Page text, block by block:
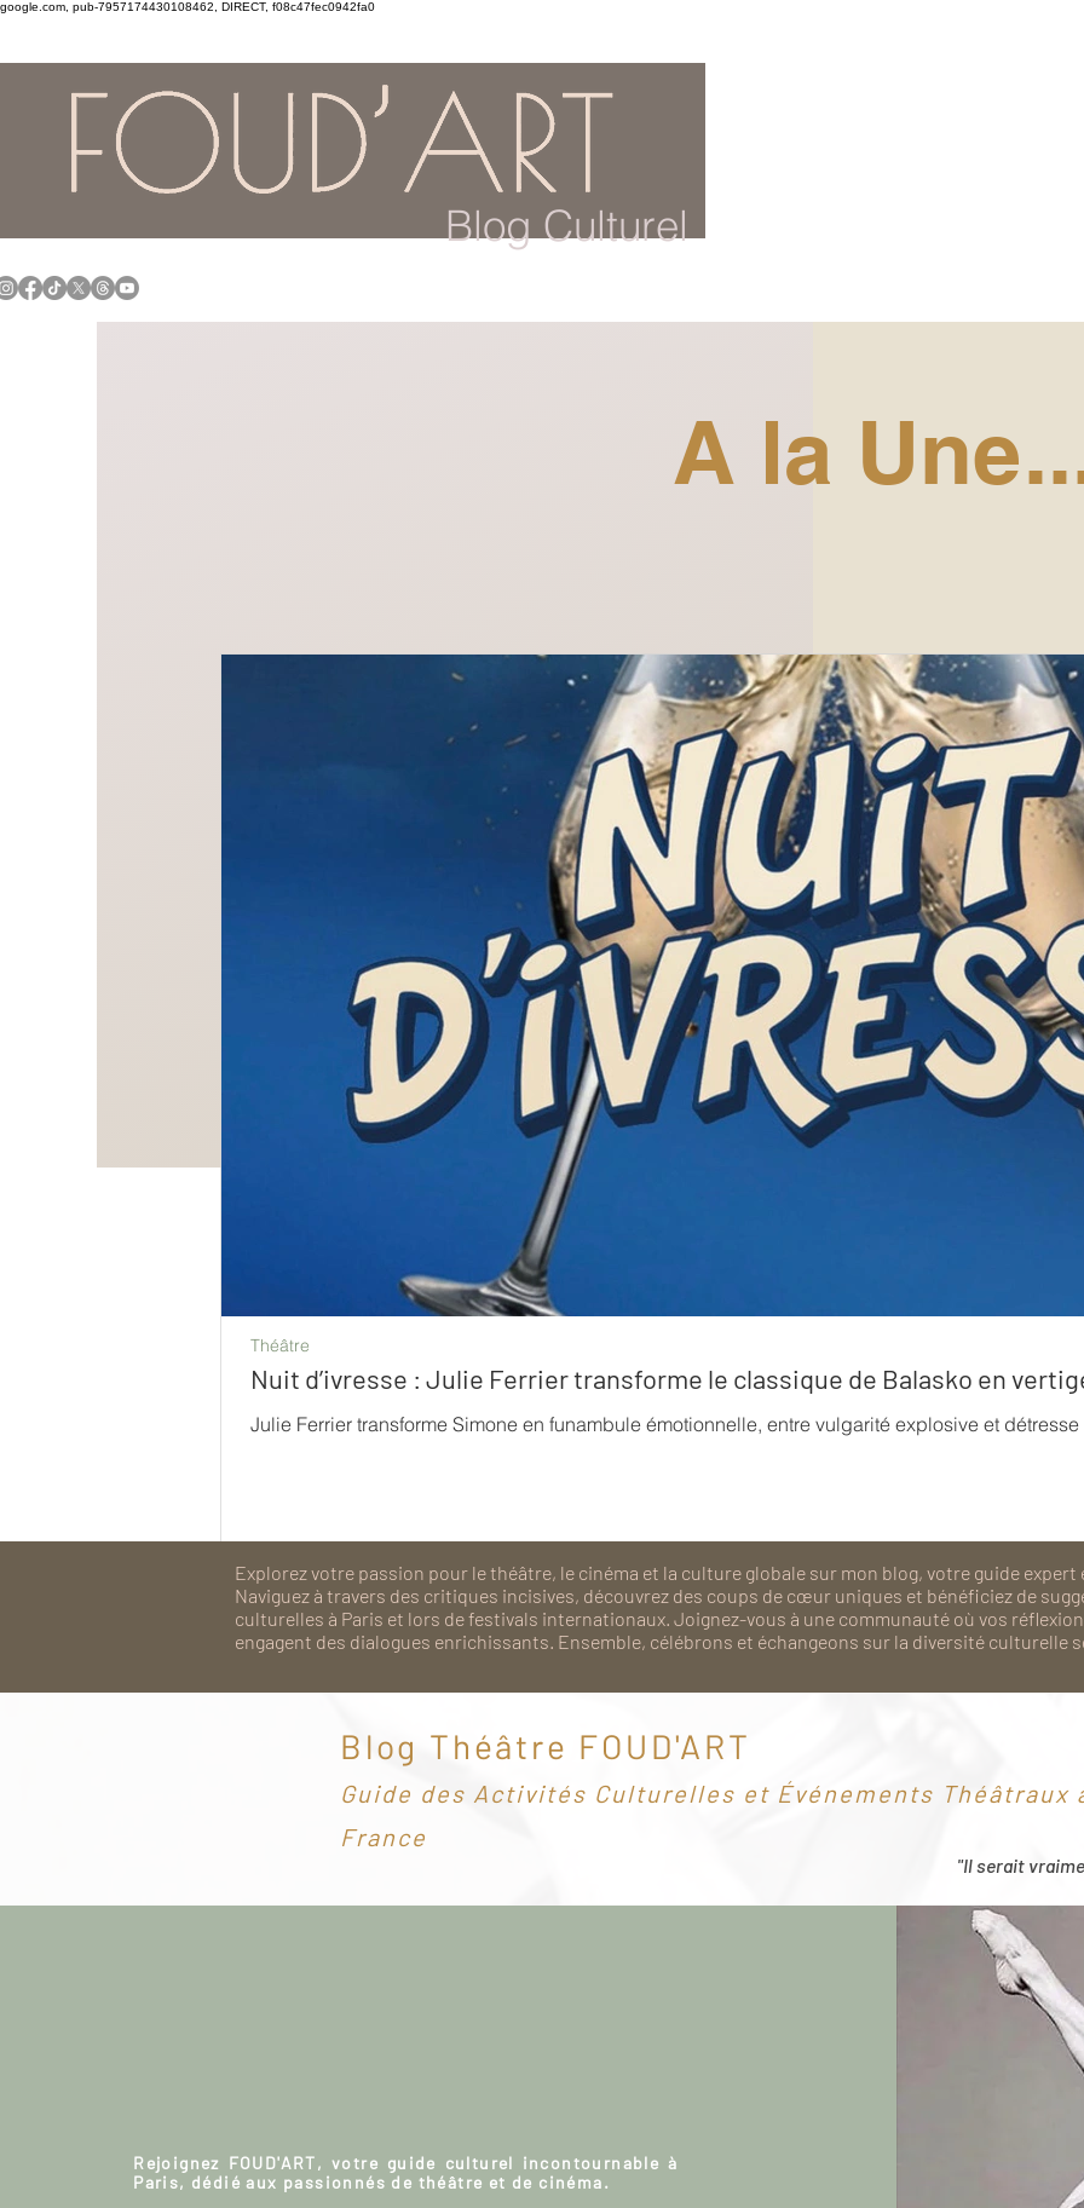
google.com, pub-7957174430108462, DIRECT, f08c47fec0942fa0
Blog Culturel
Nuit d’ivresse : Julie Ferrier transforme le classique de Balasko en
Julie Ferrier transforme Simone en funambule émotionnelle, entre vulgarité explosive et
Théâtre
A la
Explorez votre passion pour le théâtre, le cinéma et la culture globale sur mon blog, votre guide expert
Naviguez à travers des critiques incisives, découvrez des coups de cœur uniques et bénéficiez de
culturelles à Paris et lors de festivals internationaux. Joignez-vous à une communauté où vos
engagent des dialogues enrichissants. Ensemble, célébrons et échangeons sur la diversité culturelle
Blog Théâtre FOUD'ART
Guide des Activités Culturelles et Événements Théâtraux
France
"Il serait
Rejoignez FOUD'ART, votre guide culturel incontournable à
Paris, dédié aux passionnés de théâtre et de cinéma.